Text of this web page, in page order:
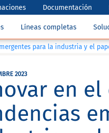
Documentación
Líneas completas
para la industria y el
2023
en el